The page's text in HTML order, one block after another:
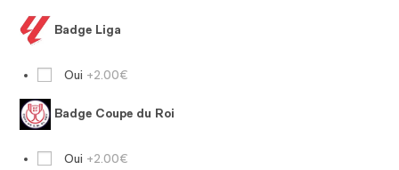
Badge Liga
Oui +2.00€
Badge Coupe du Roi
Oui +2.00€